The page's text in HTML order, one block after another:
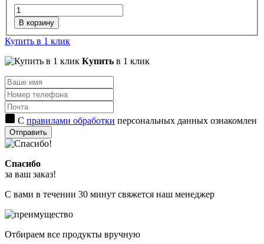
В корзину
Купить в 1 клик
Купить в 1 клик
С правилами обработки персональных данных ознакомлен
Отправить
Спасибо
за ваш заказ!
С вами в течении 30 минут свяжется наш менеджер
Отбираем все продукты вручную